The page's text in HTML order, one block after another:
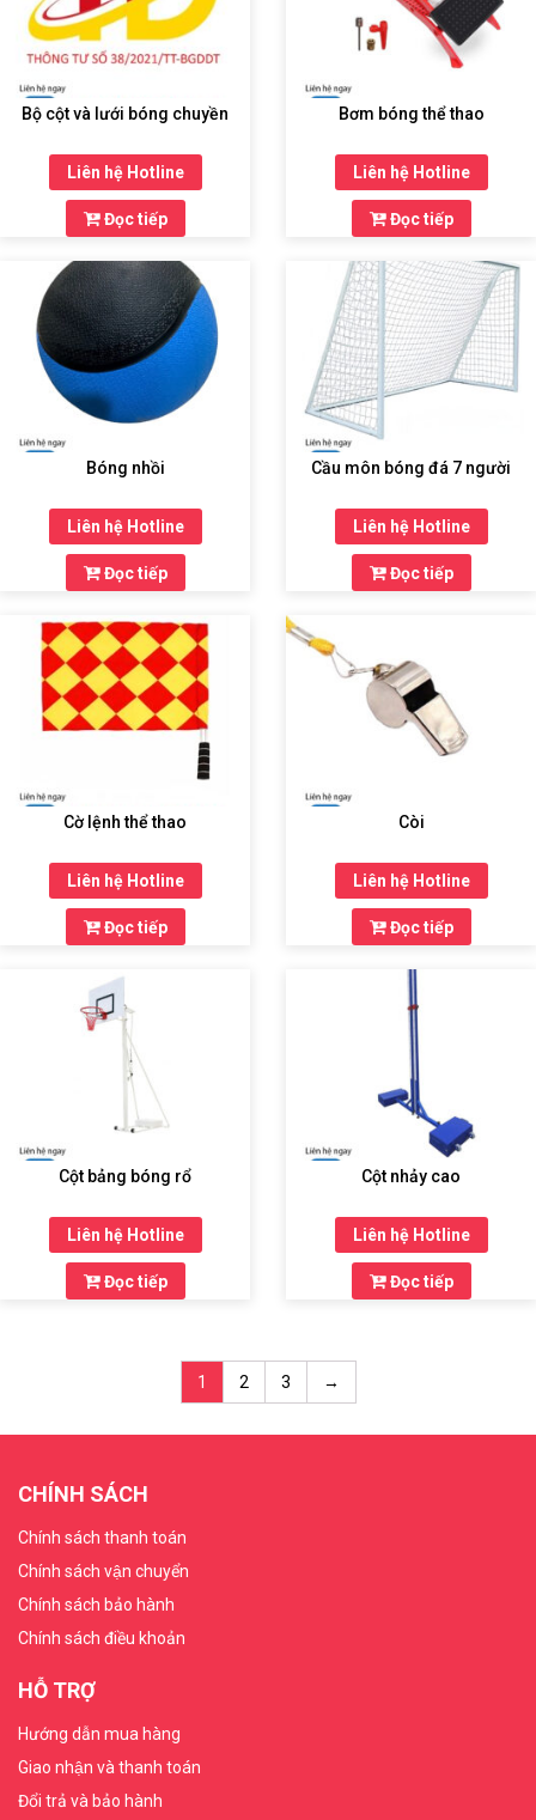
Bộ cột và lưới bóng chuyền
Liên hệ Hotline
Đọc tiếp
Bơm bóng thể thao
Liên hệ Hotline
Đọc tiếp
Bóng nhồi
Liên hệ Hotline
Đọc tiếp
Cầu môn bóng đá 7 người
Liên hệ Hotline
Đọc tiếp
Cờ lệnh thể thao
Liên hệ Hotline
Đọc tiếp
Còi
Liên hệ Hotline
Đọc tiếp
Cột bảng bóng rổ
Liên hệ Hotline
Đọc tiếp
Cột nhảy cao
Liên hệ Hotline
Đọc tiếp
1 2 3 →
CHÍNH SÁCH
Chính sách thanh toán
Chính sách vận chuyển
Chính sách bảo hành
Chính sách điều khoản
HỖ TRỢ
Hướng dẫn mua hàng
Giao nhận và thanh toán
Đổi trả và bảo hành